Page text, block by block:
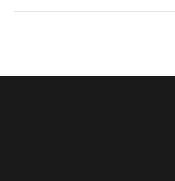
artigos